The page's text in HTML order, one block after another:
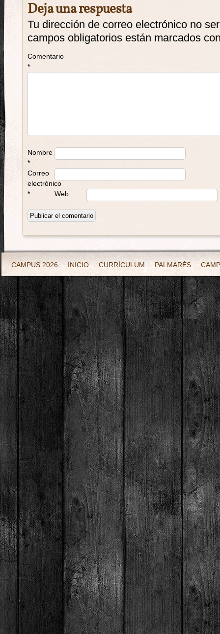
Deja una respuesta
Tu dirección de correo electrónico no
campos obligatorios están marcados
Comentario
*
Nombre
*
Correo
electrónico
*
Web
CAMPUS 2026 INICIO CURRÍCULUM PALMARÉS